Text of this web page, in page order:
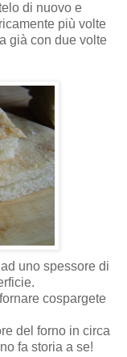
di nuovo e
più volte
già con due volte
uno spessore di
cospargete
del forno in circa
fa storia a se!